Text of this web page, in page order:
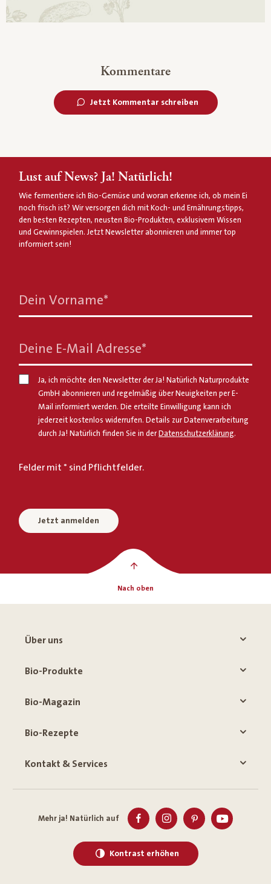
Kommentare
Jetzt Kommentar schreiben
Lust auf News? Ja! Natürlich!
Wie fermentiere ich Bio-Gemüse und woran erkenne ich, ob mein Ei
noch frisch ist? Wir versorgen dich mit Koch- und Ernährungstipps,
den besten Rezepten, neusten Bio-Produkten, exklusivem Wissen
und Gewinnspielen. Jetzt Newsletter abonnieren und immer top
informiert sein!
Dein Vorname*
Deine E-Mail Adresse*
Ja, ich möchte den Newsletter der Ja! Natürlich Naturprodukte
GmbH abonnieren und regelmäßig über Neuigkeiten per E-
Mail informiert werden. Die erteilte Einwilligung kann ich
jederzeit kostenlos widerrufen. Details zur Datenverarbeitung
durch Ja! Natürlich finden Sie in der Datenschutzerklärung.
Felder mit * sind Pflichtfelder.
Jetzt anmelden
Nach oben
Über uns
Bio-Produkte
Bio-Magazin
Bio-Rezepte
Kontakt & Services
Mehr ja! Natürlich auf
Kontrast erhöhen